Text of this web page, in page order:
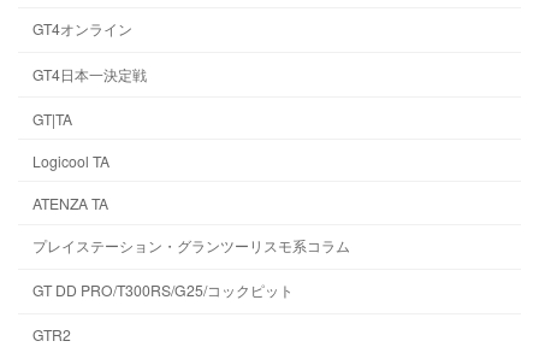
GT4オンライン
GT4日本一決定戦
GT|TA
Logicool TA
ATENZA TA
プレイステーション・グランツーリスモ系コラム
GT DD PRO/T300RS/G25/コックピット
GTR2